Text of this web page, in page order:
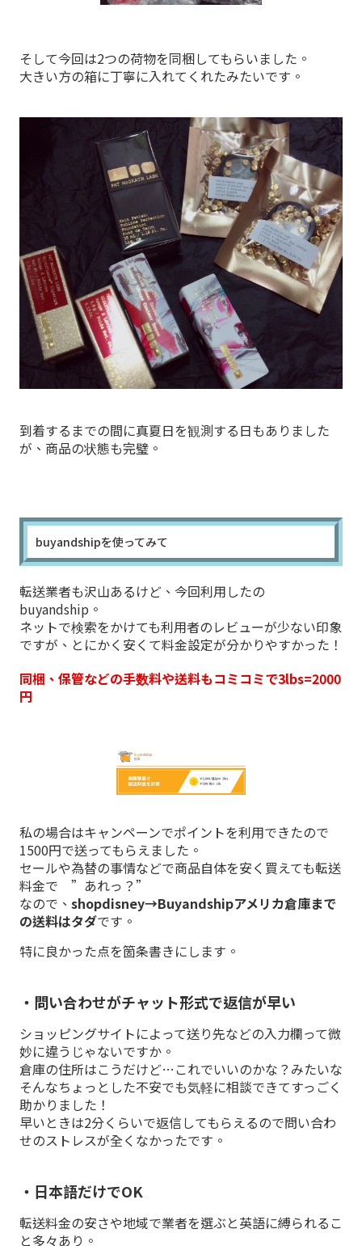
そして今回は2つの荷物を同梱してもらいました。
大きい方の箱に丁寧に入れてくれたみたいです。
到着するまでの間に真夏日を観測する日もありました
が、商品の状態も完璧。
buyandshipを使ってみて
転送業者も沢山あるけど、今回利用したの
buyandship。
ネットで検索をかけても利用者のレビューが少ない印象
ですが、とにかく安くて料金設定が分かりやすかった！
同梱、保管などの手数料や送料もコミコミで3lbs=2000
円
私の場合はキャンペーンでポイントを利用できたので
1500円で送ってもらえました。
セールや為替の事情などで商品自体を安く買えても転送
料金で ”あれっ？”
なので、 shopdisney→Buyandshipアメリカ倉庫まで
の送料はタダです。
特に良かった点を箇条書きにします。
・問い合わせがチャット形式で返信が早い
ショッピングサイトによって送り先などの入力欄って微
妙に違うじゃないですか。
倉庫の住所はこうだけど…これでいいのかな？みたいな
そんなちょっとした不安でも気軽に相談できてすっごく
助かりました！
早いときは2分くらいで返信してもらえるので問い合わ
せのストレスが全くなかったです。
・日本語だけでOK
転送料金の安さや地域で業者を選ぶと英語に縛られるこ
と多々あり。